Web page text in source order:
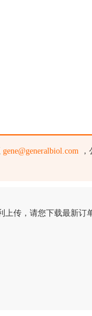
gene@generalbiol.com
传，请您下载最新订